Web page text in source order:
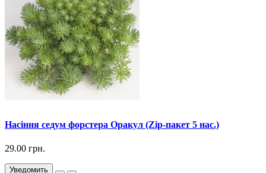
Насіння седум форстера Оракул (Zip-пакет 5 нас.)
29.00 грн.
Уведомить